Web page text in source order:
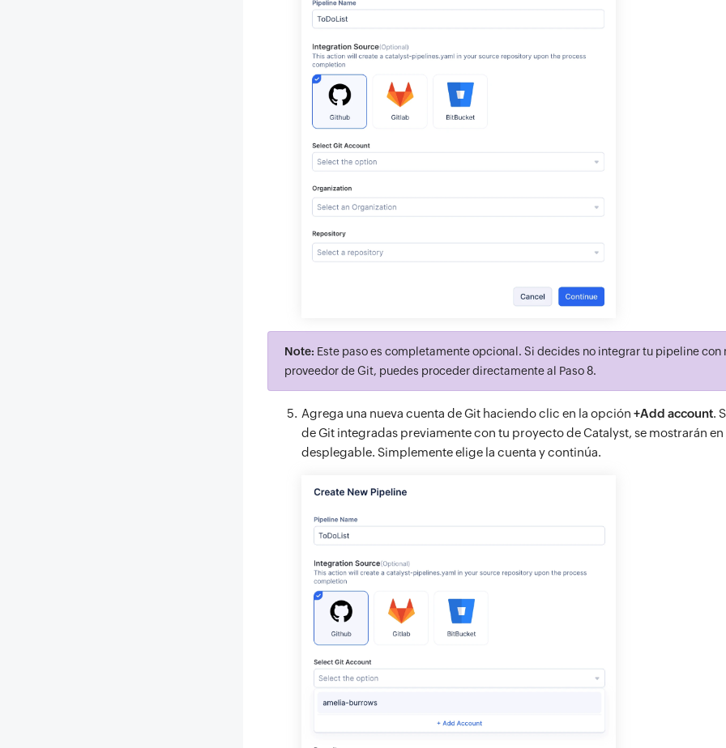
Note: Este paso es completamente opcional. Si decides no integrar tu pipeline con
proveedor de Git, puedes proceder directamente al Paso 8.
Agrega una nueva cuenta de Git haciendo clic en la opción +Add account.
de Git integradas previamente con tu proyecto de Catalyst, se mostrarán en
desplegable. Simplemente elige la cuenta y continúa.